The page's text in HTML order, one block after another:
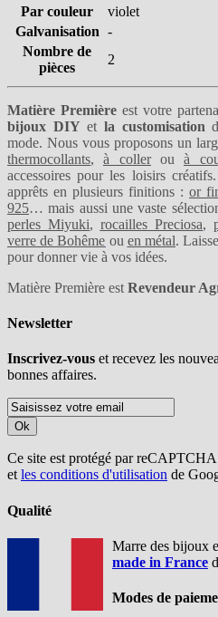
Par couleur
violet
Galvanisation -
Nombre de
pièces
2
Matière Première est votre
bijoux DIY etla customisation
mode. Nous vous proposons un
thermocollants,à collerouà
accessoires pour les loisirs
apprêts en plusieurs finitions : or
925… mais aussi une vaste
perles Miyuki, rocailles Preciosa,
verre de Bohême ou en métal.
pour donner vie à vos idées.
Matière Première est Revendeur
Newsletter
Inscrivez-vous et recevez les
bonnes affaires.
Ok
Ce site est protégé par
etles conditions d'utilisation de
Qualité
Marre des bijoux
made in France
Modes de